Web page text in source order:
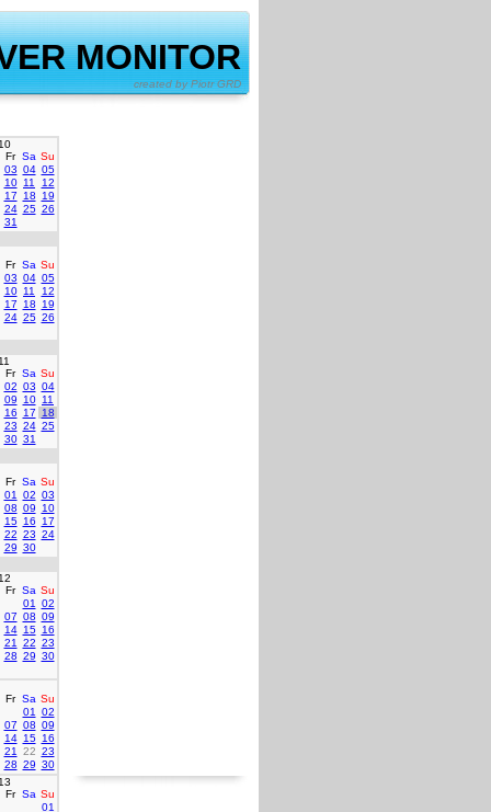
MONITOR
Piotr GRD
Fr Sa Su
03 04 05
10 11
12
17 18
19
24 25 26
31
Fr Sa Su
03 04 05
10 11
12
17 18
19
24 25 26
Fr Sa Su
02 03 04
09 10 11
16 17
18
23 24 25
30 31
Fr Sa Su
01
02 03
08 09
10
15 16
17
22 23 24
29 30
Fr Sa Su
01
02
07 08 09
14 15 16
21 22 23
28 29 30
Fr Sa Su
01
02
07 08 09
14 15 16
21 22 23
28 29 30
Fr Sa Su
01